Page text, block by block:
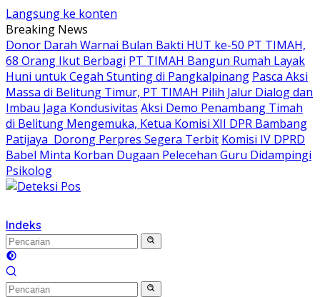
Langsung ke konten
Breaking News
Donor Darah Warnai Bulan Bakti HUT ke-50 PT TIMAH,
68 Orang Ikut Berbagi PT TIMAH Bangun Rumah Layak
Huni untuk Cegah Stunting di Pangkalpinang Pasca Aksi
Massa di Belitung Timur, PT TIMAH Pilih Jalur Dialog dan
Imbau Jaga Kondusivitas Aksi Demo Penambang Timah
di Belitung Mengemuka, Ketua Komisi XII DPR Bambang
Patijaya Dorong Perpres Segera Terbit Komisi IV DPRD
Babel Minta Korban Dugaan Pelecehan Guru Didampingi
Psikolog
Indeks